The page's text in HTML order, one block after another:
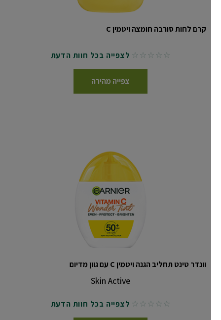
קרם לחות סורבה חומצה ויטמין C
No reviews לצפייה בכל חוות הדעת
צפייה מהירה
וונדר טינט תחליב הגנה ויטמין C עם גוון מדיום
Skin Active
No reviews לצפייה בכל חוות הדעת